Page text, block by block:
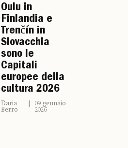
Oulu in
Finlandia e
Trenčín in
Slovacchia
sono le
Capitali
europee della
cultura 2026
Daria
Berro
09 gennaio
2026